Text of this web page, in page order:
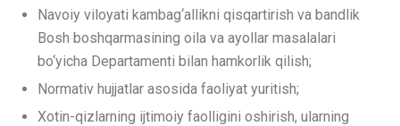
Navoiy viloyati kambag‘allikni qisqartirish va bandlik
Bosh boshqarmasining oila va ayollar masalalari
bo‘yicha Departamenti bilan hamkorlik qilish;
Normativ hujjatlar asosida faoliyat yuritish;
Xotin-qizlarning ijtimoiy faolligini oshirish, ularning